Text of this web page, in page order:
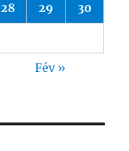
28 29 30
Fév »